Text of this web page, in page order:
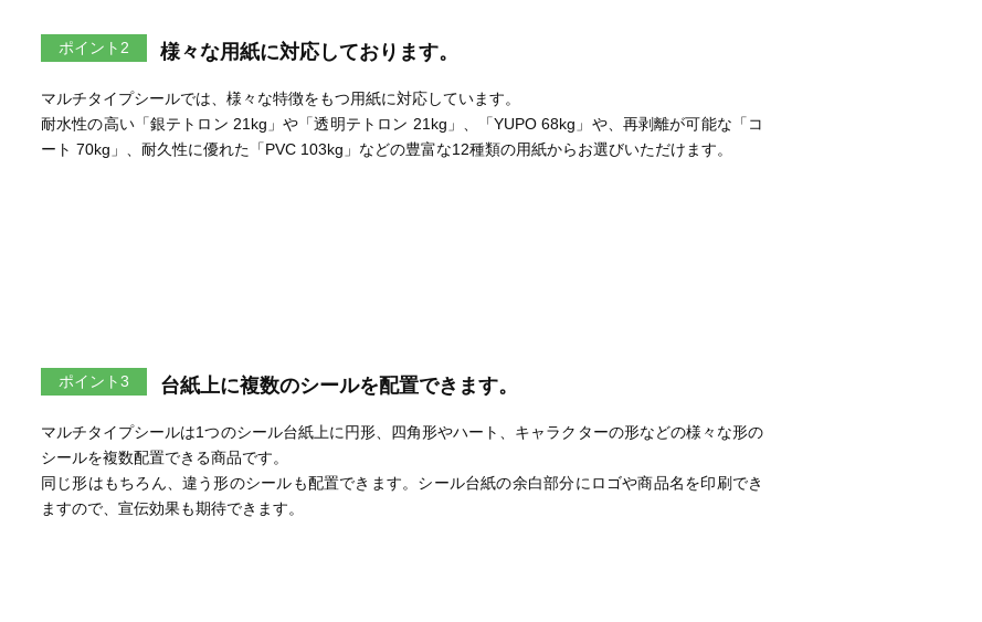
ポイント2 様々な用紙に対応しております。
マルチタイプシールでは、様々な特徴をもつ用紙に対応しています。
耐水性の高い「銀テトロン 21kg」や「透明テトロン 21kg」、「YUPO 68kg」や、再剥離が可能な「コ
ート 70kg」、耐久性に優れた「PVC 103kg」などの豊富な12種類の用紙からお選びいただけます。
ポイント3 台紙上に複数のシールを配置できます。
マルチタイプシールは1つのシール台紙上に円形、四角形やハート、キャラクターの形などの様々な形の
シールを複数配置できる商品です。
同じ形はもちろん、違う形のシールも配置できます。シール台紙の余白部分にロゴや商品名を印刷でき
ますので、宣伝効果も期待できます。